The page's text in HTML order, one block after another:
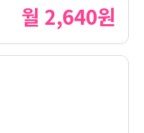
월 2,640원